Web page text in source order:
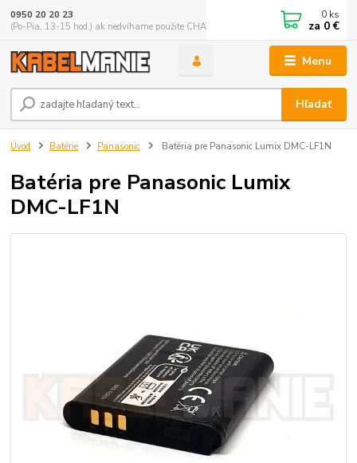
Menu
Hľadať
0950 20 20 23
(Po-Pia, 13-15 hod.) ak nedvíhame použite CHATBOX
0 ks
za 0 €
Úvod Batérie Panasonic Batéria pre Panasonic Lumix DMC-LF1N
Batéria pre Panasonic Lumix
DMC-LF1N